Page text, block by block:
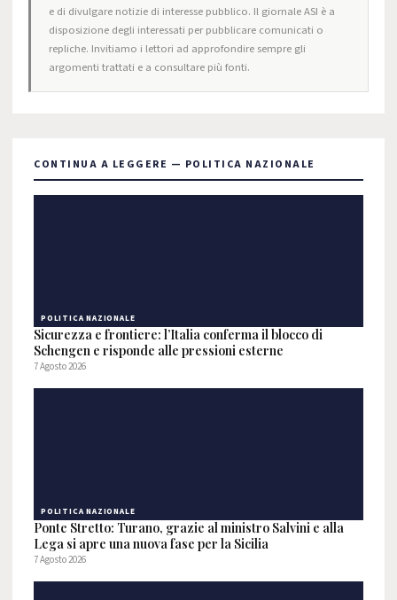
e di divulgare notizie di interesse pubblico. Il giornale ASI è a
disposizione degli interessati per pubblicare comunicati o
repliche. Invitiamo i lettori ad approfondire sempre gli
argomenti trattati e a consultare più fonti.
CONTINUA A LEGGERE — POLITICA NAZIONALE
POLITICA NAZIONALE
Sicurezza e frontiere: l’Italia conferma il blocco di
Schengen e risponde alle pressioni esterne
7 Agosto 2026
POLITICA NAZIONALE
Ponte Stretto: Turano, grazie al ministro Salvini e alla
Lega si apre una nuova fase per la Sicilia
7 Agosto 2026